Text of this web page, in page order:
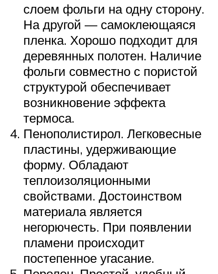
слоем фольги на одну сторону.
На другой — самоклеющаяся
пленка. Хорошо подходит для
деревянных полотен. Наличие
фольги совместно с пористой
структурой обеспечивает
возникновение эффекта
термоса.
Пенополистирол. Легковесные
пластины, удерживающие
форму. Обладают
теплоизоляционными
свойствами. Достоинством
материала является
негорючесть. При появлении
пламени происходит
постепенное угасание.